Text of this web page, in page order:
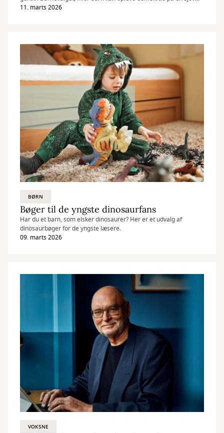
måde på biblioteket.
11. marts 2026
BØRN
Bøger til de yngste dinosaurfans
Har du et barn, som elsker dinosaurer? Her er et udvalg af
dinosaurbøger for de yngste læsere.
09. marts 2026
VOKSNE